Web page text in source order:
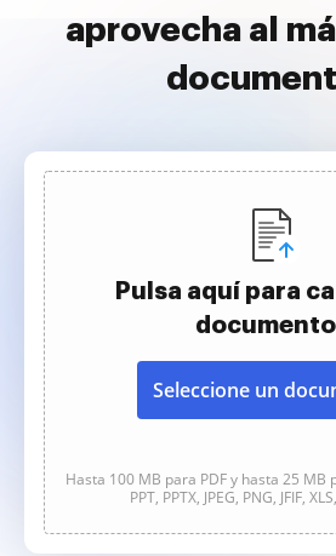
aprovecha al
Pulsa aquí para
Seleccione un
Hasta 100 MB para PDF y hasta 25 MB
PPT, PPTX, JPEG, PNG, JFIF,